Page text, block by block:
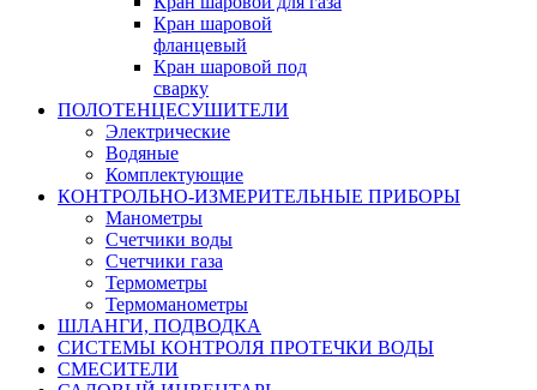
Кран шаровой
фланцевый
Кран шаровой под
сварку
ПОЛОТЕНЦЕСУШИТЕЛИ
Электрические
Водяные
Комплектующие
КОНТРОЛЬНО-ИЗМЕРИТЕЛЬНЫЕ ПРИБОРЫ
Манометры
Счетчики воды
Счетчики газа
Термометры
Термоманометры
ШЛАНГИ, ПОДВОДКА
СИСТЕМЫ КОНТРОЛЯ ПРОТЕЧКИ ВОДЫ
СМЕСИТЕЛИ